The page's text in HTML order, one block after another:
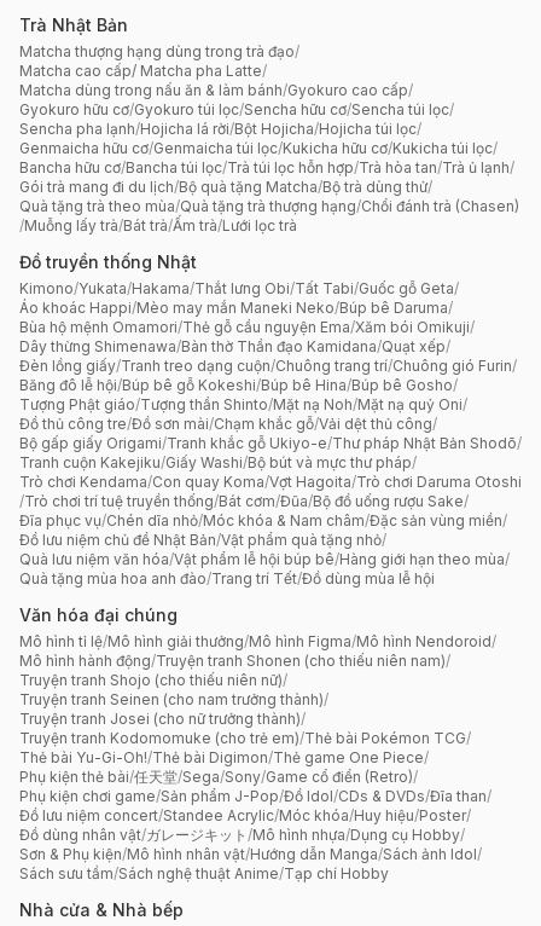
Trà Nhật Bản
Matcha thượng hạng dùng trong trà đạo/
Matcha cao cấp/ Matcha pha Latte/
Matcha dùng trong nấu ăn & làm bánh/Gyokuro cao cấp/
Gyokuro hữu cơ/Gyokuro túi lọc/Sencha hữu cơ/Sencha túi lọc/
Sencha pha lạnh/Hojicha lá rời/Bột Hojicha/Hojicha túi lọc/
Genmaicha hữu cơ/Genmaicha túi lọc/Kukicha hữu cơ/Kukicha túi lọc/
Bancha hữu cơ/Bancha túi lọc/Trà túi lọc hỗn hợp/Trà hòa tan/Trà ủ lạnh/
Gói trà mang đi du lịch/Bộ quà tặng Matcha/Bộ trà dùng thử/
Quà tặng trà theo mùa/Quà tặng trà thượng hạng/Chổi đánh trà (Chasen)
/Muỗng lấy trà/Bát trà/Ấm trà/Lưới lọc trà
Đồ truyền thống Nhật
Kimono/Yukata/Hakama/Thắt lưng Obi/Tất Tabi/Guốc gỗ Geta/
Áo khoác Happi/Mèo may mắn Maneki Neko/Búp bê Daruma/
Bùa hộ mệnh Omamori/Thẻ gỗ cầu nguyện Ema/Xăm bói Omikuji/
Dây thừng Shimenawa/Bàn thờ Thần đạo Kamidana/Quạt xếp/
Đèn lồng giấy/Tranh treo dạng cuộn/Chuông trang trí/Chuông gió Furin/
Băng đô lễ hội/Búp bê gỗ Kokeshi/Búp bê Hina/Búp bê Gosho/
Tượng Phật giáo/Tượng thần Shinto/Mặt nạ Noh/Mặt nạ quỷ Oni/
Đồ thủ công tre/Đồ sơn mài/Chạm khắc gỗ/Vải dệt thủ công/
Bộ gấp giấy Origami/Tranh khắc gỗ Ukiyo-e/Thư pháp Nhật Bản Shodō/
Tranh cuộn Kakejiku/Giấy Washi/Bộ bút và mực thư pháp/
Trò chơi Kendama/Con quay Koma/Vợt Hagoita/Trò chơi Daruma Otoshi
/Trò chơi trí tuệ truyền thống/Bát cơm/Đũa/Bộ đồ uống rượu Sake/
Đĩa phục vụ/Chén dĩa nhỏ/Móc khóa & Nam châm/Đặc sản vùng miền/
Đồ lưu niệm chủ đề Nhật Bản/Vật phẩm quà tặng nhỏ/
Quà lưu niệm văn hóa/Vật phẩm lễ hội búp bê/Hàng giới hạn theo mùa/
Quà tặng mùa hoa anh đào/Trang trí Tết/Đồ dùng mùa lễ hội
Văn hóa đại chúng
Mô hình tỉ lệ/Mô hình giải thưởng/Mô hình Figma/Mô hình Nendoroid/
Mô hình hành động/Truyện tranh Shonen (cho thiếu niên nam)/
Truyện tranh Shojo (cho thiếu niên nữ)/
Truyện tranh Seinen (cho nam trưởng thành)/
Truyện tranh Josei (cho nữ trưởng thành)/
Truyện tranh Kodomomuke (cho trẻ em)/Thẻ bài Pokémon TCG/
Thẻ bài Yu-Gi-Oh!/Thẻ bài Digimon/Thẻ game One Piece/
Phụ kiện thẻ bài/任天堂/Sega/Sony/Game cổ điển (Retro)/
Phụ kiện chơi game/Sản phẩm J-Pop/Đồ Idol/CDs & DVDs/Đĩa than/
Đồ lưu niệm concert/Standee Acrylic/Móc khóa/Huy hiệu/Poster/
Đồ dùng nhân vật/ガレージキット /Mô hình nhựa/Dụng cụ Hobby/
Sơn & Phụ kiện/Mô hình nhân vật/Hướng dẫn Manga/Sách ảnh Idol/
Sách sưu tầm/Sách nghệ thuật Anime/Tạp chí Hobby
Nhà cửa & Nhà bếp